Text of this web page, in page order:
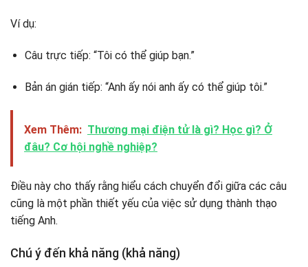
Ví dụ:
Câu trực tiếp: “Tôi có thể giúp bạn.”
Bản án gián tiếp: “Anh ấy nói anh ấy có thể giúp tôi.”
Xem Thêm: Thương mại điện tử là gì? Học gì? Ở
đâu? Cơ hội nghề nghiệp?
Điều này cho thấy rằng hiểu cách chuyển đổi giữa các câu
cũng là một phần thiết yếu của việc sử dụng thành thạo
tiếng Anh.
Chú ý đến khả năng (khả năng)